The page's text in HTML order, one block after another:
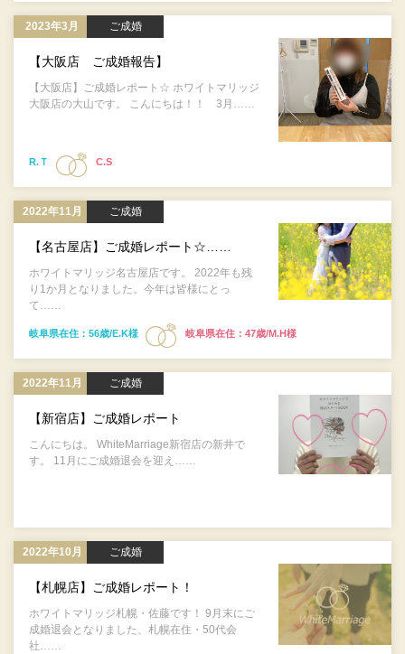
2023年3月 ご成婚
【大阪店 ご成婚報告】
【大阪店】ご成婚レポート☆ ホワイトマリッジ
大阪店の大山です。 こんにちは！！ 3月……
R.Ｔ C.S
2022年11月 ご成婚
【名古屋店】ご成婚レポート☆……
ホワイトマリッジ名古屋店です。 2022年も残
り1か月となりました。今年は皆様にとっ
て……
岐阜県在住：56歳/E.K様 岐阜県在住：47歳/M.H様
2022年11月 ご成婚
【新宿店】ご成婚レポート
こんにちは。 WhiteMarriage新宿店の新井で
す。 11月にご成婚退会を迎え……
2022年10月 ご成婚
【札幌店】ご成婚レポート！
ホワイトマリッジ札幌・佐藤です！ 9月末にご
成婚退会となりました、札幌在住・50代会
社……